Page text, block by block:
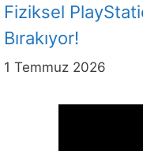
Fiziksel
Bırakıyor!
1 Temmuz 2026